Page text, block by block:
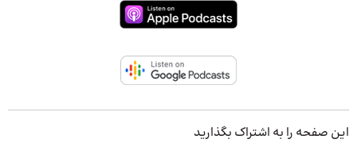
این صفحه را به اشتراک بگذارید